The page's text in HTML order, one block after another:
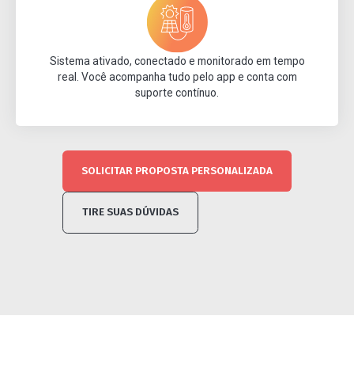
Sistema ativado, conectado e monitorado em tempo
real. Você acompanha tudo pelo app e conta com
suporte contínuo.
SOLICITAR PROPOSTA PERSONALIZADA
TIRE SUAS DÚVIDAS